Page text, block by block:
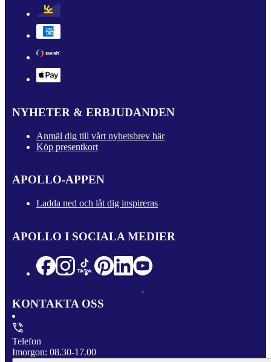
NYHETER & ERBJUDANDEN
Anmäl dig till vårt nyhetsbrev här
Köp presentkort
APOLLO-APPEN
Ladda ned och låt dig inspireras
APOLLO I SOCIALA MEDIER
KONTAKTA OSS
Telefon
Imorgon: 08.30-17.00